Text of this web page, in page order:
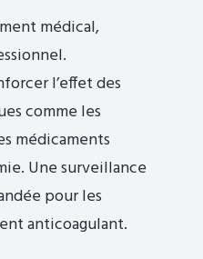
médical,
l’effet des
comme les
médicaments
Une surveillance
pour les
anticoagulant.